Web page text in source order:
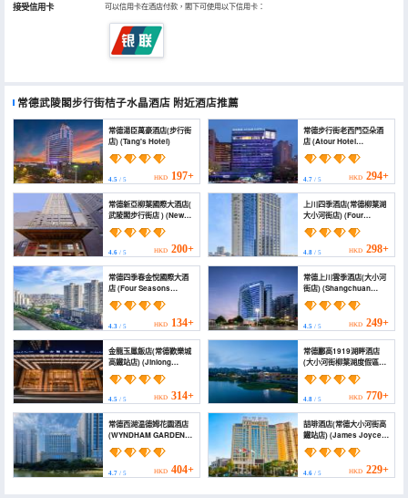
接受信用卡 可以信用卡在酒店付款，閣下可使用以下信用卡：
常德武陵閣步行街桔子水晶酒店 附近酒店推薦
常德湯臣萬豪酒店(步行街
店) (Tang's Hotel)
4.5 / 5 HKD 197+
常德步行街老西門亞朵酒
店 (Atour Hotel
Changde Laoximen
Pedestrian Street)
4.7/ 5 HKD 294+
常德新亞柳葉國際大酒店(
武陵閣步行街店 ) (New
Asia Liuye International
Hotel)
4.6 / 5 HKD 200+
上川四季酒店(常德柳葉湖
大小河街店) (Four
Seasons Hotel
Changde Shangchuan)
4.8/ 5 HKD 298+
常德四季春金悅國際大酒
店 (Four Seasons
Goldensun Hotel)
4.3 / 5 HKD 134+
常德上川雲季酒店(大小河
街店) (Shangchuan
Yunji Hotel)
4.5/ 5 HKD 249+
金龍玉鳳飯店(常德歡樂城
高鐵站店) (Jinlong
Yufeng Hotel (Changde
Huanlecheng High
Speed Railway Station))
4.5 / 5 HKD 314+
常德酈高1919湖畔酒店
(大小河街柳葉湖度假區店)
(Changde ligao 1919
Lakeside Hotel
(Daxiaohe Street))
4.8/ 5 HKD 770+
常德西湖温德姆花園酒店
(WYNDHAM GARDEN
ChangDe Downtown)
4.7 / 5 HKD 404+
喆啡酒店(常德大小河街高
鐵站店) (James Joyce
Coffetel (Changde
Daxiaoha Street High-
speed Railway Station))
4.6/ 5 HKD 229+